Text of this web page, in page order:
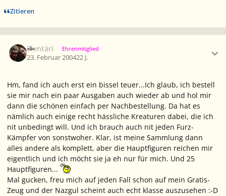
Zitieren
Elentári Ehrenmitglied
23. Februar 200422 J.
Hm, fand ich auch erst ein bissel teuer...Ich glaub, ich bestell
sie mir nach ein paar Ausgaben auch wieder ab und hol mir
dann die schönen einfach per Nachbestellung. Da hat es
nämlich auch einige recht hässliche Kreaturen dabei, die ich
nit unbedingt will. Und ich brauch auch nit jeden Furz-
Kämpfer von sonstwoher. Klar, ist meine Sammlung dann
alles andere als komplett, aber die Hauptfiguren reichen mir
eigentlich und ich möcht sie ja eh nur für mich. Und 25
Hauptfiguren...
Mal gucken, freu mich auf jeden Fall schon auf mein Gratis-
Zeug und der Nazgul scheint auch echt klasse auszusehen :-D